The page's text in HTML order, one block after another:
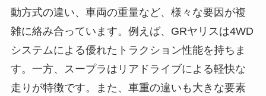
動方式の違い、車両の重量など、様々な要因が複
雑に絡み合っています。例えば、GRヤリスは4WD
システムによる優れたトラクション性能を持ちま
す。一方、スープラはリアドライブによる軽快な
走りが特徴です。また、車重の違いも大きな要素